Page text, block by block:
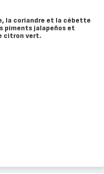
la coriandre et la cébette
piments jalapeños et
citron vert.